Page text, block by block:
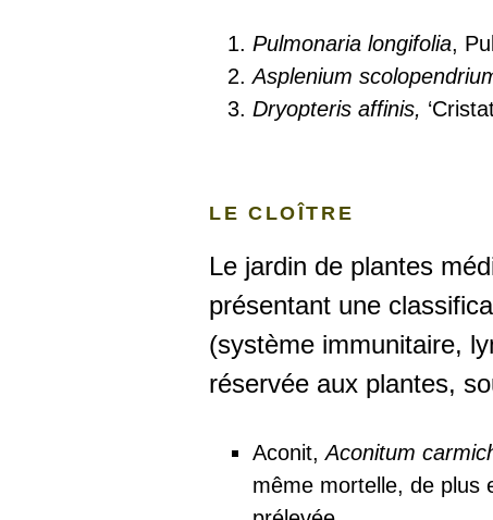
Pulmonaria longifolia,
Asplenium
Dryopteris affinis,
LE CLOÎTRE
Le jardin de plantes
présentant une
(système immunitaire,
réservée aux plantes,
Aconit,Aconitum
même mortelle, de plus